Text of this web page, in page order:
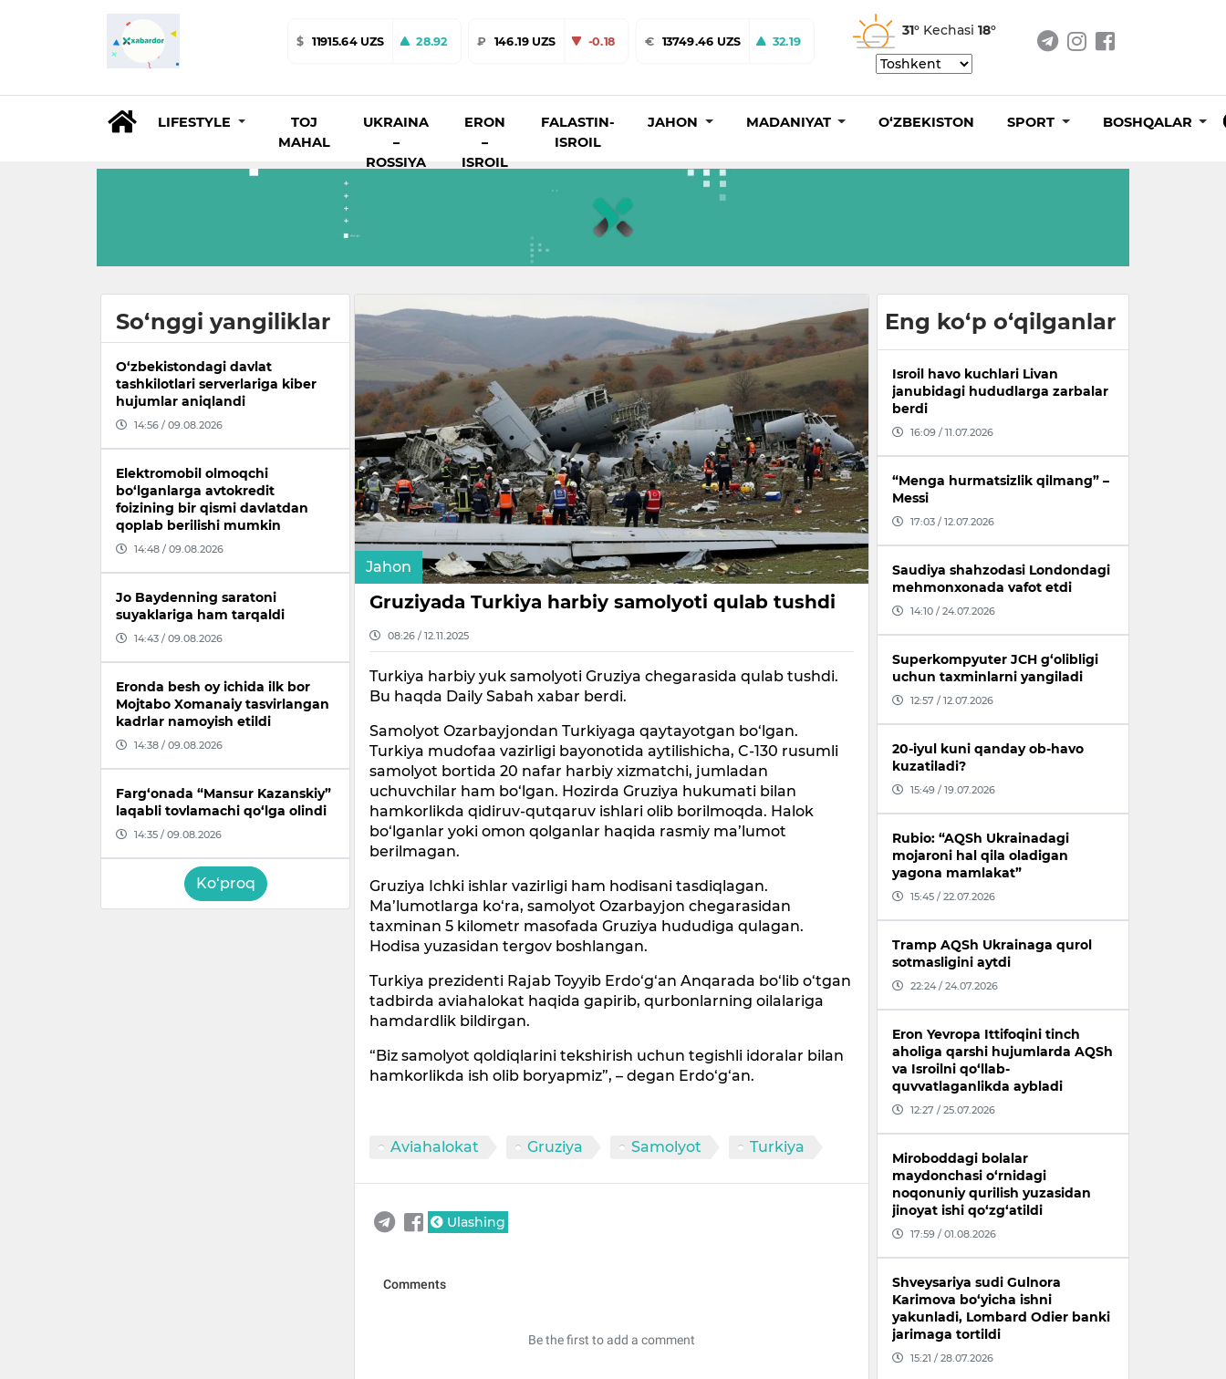
$ 11915.64 UZS 28.92 ₽ 146.19 UZS -0.18 € 13749.46 UZS 32.19
31° Kechasi 18°
LIFESTYLE
TOJ
MAHAL
UKRAINA
–
ROSSIYA
ERON
–
ISROIL
FALASTIN-
ISROIL
JAHON MADANIYAT O‘ZBEKISTON SPORT BOSHQALAR
So‘nggi yangiliklar
O‘zbekistondagi davlat
tashkilotlari serverlariga kiber
hujumlar aniqlandi
14:56 / 09.08.2026
Elektromobil olmoqchi
bo‘lganlarga avtokredit
foizining bir qismi davlatdan
qoplab berilishi mumkin
14:48 / 09.08.2026
Jo Baydenning saratoni
suyaklariga ham tarqaldi
14:43 / 09.08.2026
Eronda besh oy ichida ilk bor
Mojtabo Xomanaiy tasvirlangan
kadrlar namoyish etildi
14:38 / 09.08.2026
Farg‘onada “Mansur Kazanskiy”
laqabli tovlamachi qo‘lga olindi
14:35 / 09.08.2026
Ko‘proq
Jahon
Gruziyada Turkiya harbiy samolyoti qulab tushdi
08:26 / 12.11.2025
Turkiya harbiy yuk samolyoti Gruziya chegarasida qulab tushdi.
Bu haqda Daily Sabah xabar berdi.
Samolyot Ozarbayjondan Turkiyaga qaytayotgan bo‘lgan.
Turkiya mudofaa vazirligi bayonotida aytilishicha, C-130 rusumli
samolyot bortida 20 nafar harbiy xizmatchi, jumladan
uchuvchilar ham bo‘lgan. Hozirda Gruziya hukumati bilan
hamkorlikda qidiruv-qutqaruv ishlari olib borilmoqda. Halok
bo‘lganlar yoki omon qolganlar haqida rasmiy ma’lumot
berilmagan.
Gruziya Ichki ishlar vazirligi ham hodisani tasdiqlagan.
Ma’lumotlarga ko‘ra, samolyot Ozarbayjon chegarasidan
taxminan 5 kilometr masofada Gruziya hududiga qulagan.
Hodisa yuzasidan tergov boshlangan.
Turkiya prezidenti Rajab Toyyib Erdo‘g‘an Anqarada bo‘lib o‘tgan
tadbirda aviahalokat haqida gapirib, qurbonlarning oilalariga
hamdardlik bildirgan.
“Biz samolyot qoldiqlarini tekshirish uchun tegishli idoralar bilan
hamkorlikda ish olib boryapmiz”, – degan Erdo‘g‘an.
Aviahalokat Gruziya Samolyot Turkiya
Ulashing
Eng ko‘p o‘qilganlar
Isroil havo kuchlari Livan
janubidagi hududlarga zarbalar
berdi
16:09 / 11.07.2026
“Menga hurmatsizlik qilmang” –
Messi
17:03 / 12.07.2026
Saudiya shahzodasi Londondagi
mehmonxonada vafot etdi
14:10 / 24.07.2026
Superkompyuter JCH g‘olibligi
uchun taxminlarni yangiladi
12:57 / 12.07.2026
20-iyul kuni qanday ob-havo
kuzatiladi?
15:49 / 19.07.2026
Rubio: “AQSh Ukrainadagi
mojaroni hal qila oladigan
yagona mamlakat”
15:45 / 22.07.2026
Tramp AQSh Ukrainaga qurol
sotmasligini aytdi
22:24 / 24.07.2026
Eron Yevropa Ittifoqini tinch
aholiga qarshi hujumlarda AQSh
va Isroilni qo‘llab-
quvvatlaganlikda aybladi
12:27 / 25.07.2026
Miroboddagi bolalar
maydonchasi o‘rnidagi
noqonuniy qurilish yuzasidan
jinoyat ishi qo‘zg‘atildi
17:59 / 01.08.2026
Shveysariya sudi Gulnora
Karimova bo‘yicha ishni
yakunladi, Lombard Odier banki
jarimaga tortildi
15:21 / 28.07.2026